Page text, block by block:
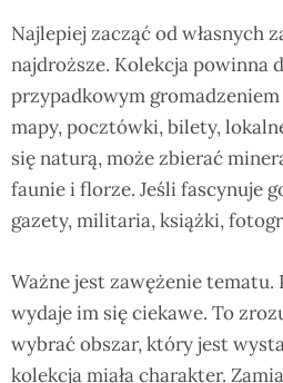
Najlepiej zacząć od własnych
najdroższe. Kolekcja powinna
przypadkowym
mapy, pocztówki, bilety,
się naturą, może zbierać
faunie i florze. Jeśli fascynuje
gazety, militaria, książki,
Ważne jest zawężenie
wydaje im się ciekawe. To
wybrać obszar, który jest
kolekcja miała charakter.